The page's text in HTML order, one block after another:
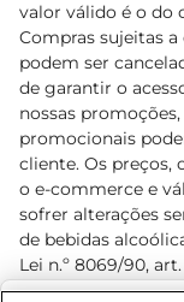
valor válido é o do
Compras sujeitas
podem ser
de garantir o
nossas
promocionais
cliente. Os preços,
o e-commerce e
sofrer alterações
de bebidas
Lei n.º 8069/90,
Adolescente).